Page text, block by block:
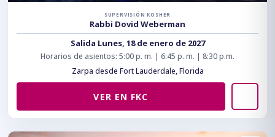
SUPERVISIÓN KOSHER
Rabbi Dovid Weberman
Salida Lunes, 18 de enero de 2027
Horarios de asientos: 5:00 p. m. | 6:45 p. m. | 8:30 p.m.
Zarpa desde Fort Lauderdale, Florida
VER EN FKC